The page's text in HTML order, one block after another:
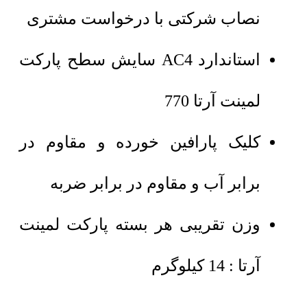
نصاب شرکتی با درخواست مشتری
استاندارد AC4 سایش سطح پارکت
لمینت آرتا 770
کلیک پارافین خورده و مقاوم در
برابر آب و مقاوم در برابر ضربه
وزن تقریبی هر بسته پارکت لمینت
آرتا : 14 کیلوگرم